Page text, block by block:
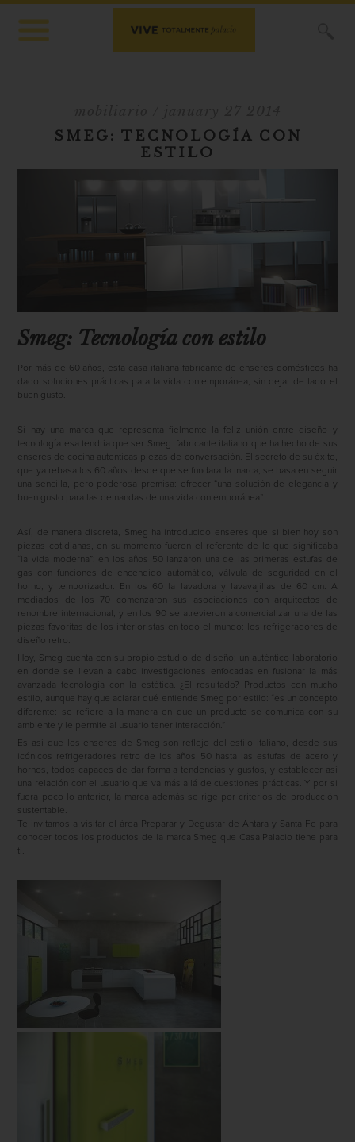
SMEG: TECNOLOGÍA CON
ESTILO
Smeg: Tecnología con estilo
Por más de 60 años, esta casa italiana fabricante de enseres domésticos ha
dado soluciones prácticas para la vida contemporánea, sin dejar de lado el
buen gusto.
Si hay una marca que representa fielmente la feliz unión entre diseño y
tecnología esa tendría que ser Smeg: fabricante italiano que ha hecho de sus
enseres de cocina autenticas piezas de conversación. El secreto de su éxito,
que ya rebasa los 60 años desde que se fundara la marca, se basa en seguir
una sencilla, pero poderosa premisa: ofrecer “una solución de elegancia y
buen gusto para las demandas de una vida contemporánea”.
Así, de manera discreta, Smeg ha introducido enseres que si bien hoy son
piezas cotidianas, en su momento fueron el referente de lo que significaba
“la vida moderna”: en los años 50 lanzaron una de las primeras estufas de
gas con funciones de encendido automático, válvula de seguridad en el
horno, y temporizador. En los 60 la lavadora y lavavajillas de 60 cm. A
mediados de los 70 comenzaron sus asociaciones con arquitectos de
renombre internacional, y en los 90 se atrevieron a comercializar una de las
piezas favoritas de los interioristas en todo el mundo: los refrigeradores de
diseño retro.
Hoy, Smeg cuenta con su propio estudio de diseño; un auténtico laboratorio
en donde se llevan a cabo investigaciones enfocadas en fusionar la más
avanzada tecnología con la estética. ¿El resultado? Productos con mucho
estilo, aunque hay que aclarar qué entiende Smeg por estilo: “es un concepto
diferente: se refiere a la manera en que un producto se comunica con su
ambiente y le permite al usuario tener interacción.”
Es así que los enseres de Smeg son reflejo del estilo italiano, desde sus
icónicos refrigeradores retro de los años 50 hasta las estufas de acero y
hornos, todos capaces de dar forma a tendencias y gustos, y establecer así
una relación con el usuario que va más allá de cuestiones prácticas. Y por si
fuera poco lo anterior, la marca además se rige por criterios de producción
sustentable.
Te invitamos a visitar el área Preparar y Degustar de Antara y Santa Fe para
conocer todos los productos de la marca Smeg que Casa Palacio tiene para
ti.